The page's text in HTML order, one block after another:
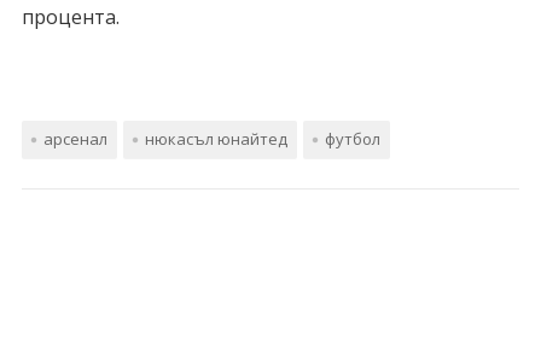
процента.
арсенал нюкасъл юнайтед футбол